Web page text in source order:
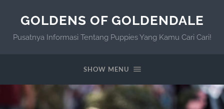
GOLDENS OF GOLDENDALE
Pusatnya Informasi Tentang Puppies Yang Kamu Cari Cari!
SHOW MENU